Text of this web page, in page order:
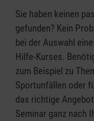
Sie haben keinen
gefunden? Kein
bei der Auswahl
Hilfe-Kurses.
zum Beispiel zu
Sportunfällen oder
das richtige
Seminar ganz nach